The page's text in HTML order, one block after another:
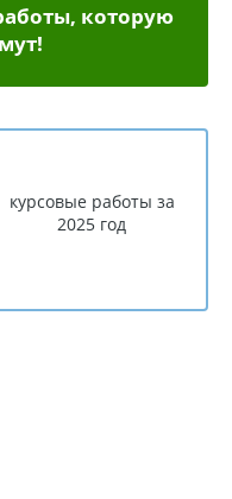
которую
курсовые работы за
2025 год